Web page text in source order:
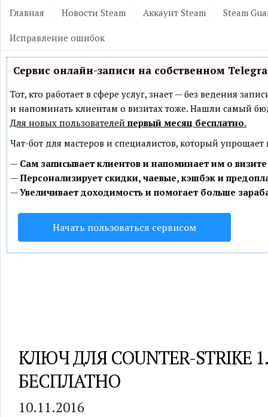
Главная Новости Steam Аккаунт Steam Steam
Исправление ошибок
Сервис онлайн-записи на собственном
Тот, кто работает в сфере услуг, знает — без ведения
и напоминать клиентам о визитах тоже. Нашли самый
Для новых пользователей первый месяц бесплатно.
Чат-бот для мастеров и специалистов, который
— Сам записывает клиентов и напоминает им о
—Персонализирует скидки, чаевые, кэшбэк и
—Увеличивает доходимость и помогает больше
Начать пользоваться сервисом
КЛЮЧ ДЛЯ COUNTER-STRIKE
БЕСПЛАТНО
10.11.2016